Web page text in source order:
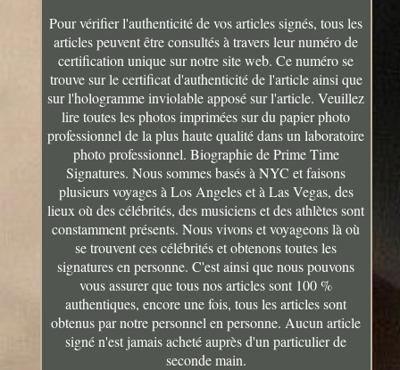
Pour vérifier l'authenticité de vos articles signés, tous les
articles peuvent être consultés à travers leur numéro de
certification unique sur notre site web. Ce numéro se
trouve sur le certificat d'authenticité de l'article ainsi que
sur l'hologramme inviolable apposé sur l'article. Veuillez
lire toutes les photos imprimées sur du papier photo
professionnel de la plus haute qualité dans un laboratoire
photo professionnel. Biographie de Prime Time
Signatures. Nous sommes basés à NYC et faisons
plusieurs voyages à Los Angeles et à Las Vegas, des
lieux où des célébrités, des musiciens et des athlètes sont
constamment présents. Nous vivons et voyageons là où
se trouvent ces célébrités et obtenons toutes les
signatures en personne. C'est ainsi que nous pouvons
vous assurer que tous nos articles sont 100 %
authentiques, encore une fois, tous les articles sont
obtenus par notre personnel en personne. Aucun article
signé n'est jamais acheté auprès d'un particulier de
seconde main.